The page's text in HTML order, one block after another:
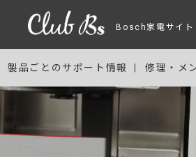
Bosch家電サイト
製品ごとのサポート情報 修理・メ